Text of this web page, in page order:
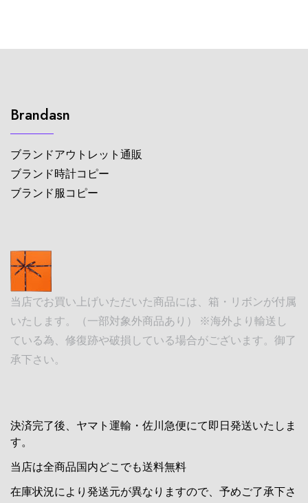
Brandasn
ブランドアウトレット通販
ブランド時計コピー
ブランド服コピー
当店でお買い上げいただいた商品には、箱・リボンが付属
いたします。（一部対象外商品あり） ※海外より輸送し
ている為、修復跡や破損している場合がございます。御了
承下さい。
決済完了後、ヤマト運輸・佐川急便にて即日発送いたしま
す。
当店は全商品国内どこでも送料無料
在庫状況により発送元が異なりますので、予めご了承下さ